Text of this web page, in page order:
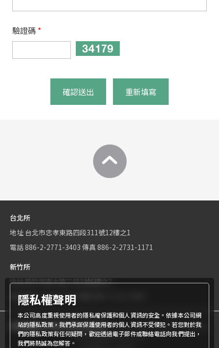
驗證碼 *
確認送出 重新填寫
台北所
地址 台北市忠孝東路四段311號12樓之1
電話886-2-2771-3403 傳真 886-2-2731-1171
新竹所
地址新竹市東大路二段1號6樓之2
電話886-3-534-9161
商標權屬世界專利有限公司所有© World Patent Limited Company
Inc All Rights Reserved.
隱私權聲明
本公司高度重視使用者的隱私權保護和個人資訊的安全。依據本公司網
站的隱私政策，我們承諾保護使用者的個人資訊不受侵犯。若您對於我
們的隱私政策有任何疑問，歡迎透過電子郵件或聯絡電話向我們提出，
我們將熱誠為您解答。